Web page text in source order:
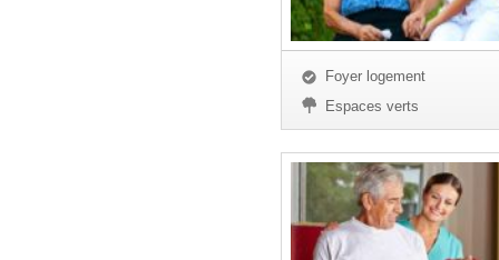
Foyer logement
Espaces verts